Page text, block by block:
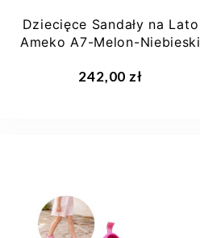
Dziecięce Sandały na Lato
Ameko A7-Melon-Nie​bieski
242,00 zł